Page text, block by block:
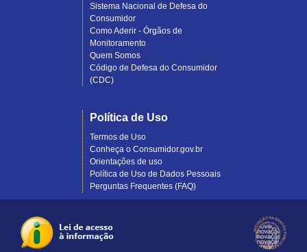
Sistema Nacional de Defesa do
Consumidor
Como Aderir - Órgãos de
Monitoramento
Quem Somos
Código de Defesa do Consumidor
(CDC)
Política de Uso
Termos de Uso
Conheça o Consumidor.gov.br
Orientações de uso
Política de Uso de Dados Pessoais
Perguntas Frequentes (FAQ)